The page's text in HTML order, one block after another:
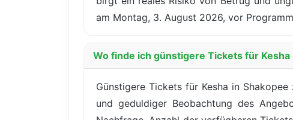
am Montag, 3. August 2026, vor
Wo finde ich günstigere Tickets für Kesha
Günstigere Tickets für Kesha in
und geduldiger Beobachtung des